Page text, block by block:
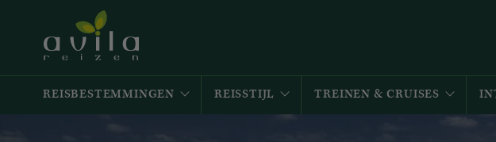
REISBESTEMMINGEN REISSTIJL TREINEN & CRUISES